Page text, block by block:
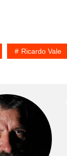
Ricardo Vale